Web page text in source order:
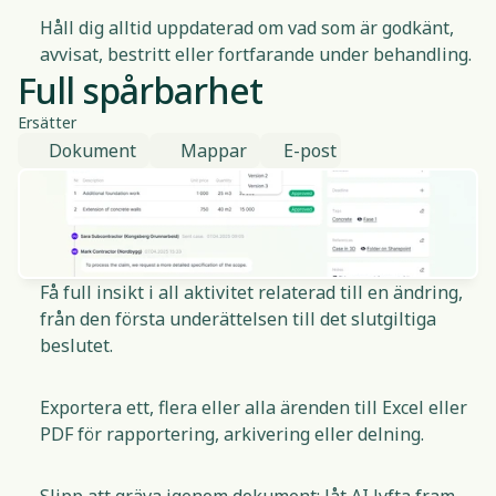
Håll dig alltid uppdaterad om vad som är godkänt,
avvisat, bestritt eller fortfarande under behandling.
Full spårbarhet
Ersätter
Dokument Mappar E-post
Få full insikt i all aktivitet relaterad till en ändring,
från den första underättelsen till det slutgiltiga
beslutet.
Exportera ett, flera eller alla ärenden till Excel eller
PDF för rapportering, arkivering eller delning.